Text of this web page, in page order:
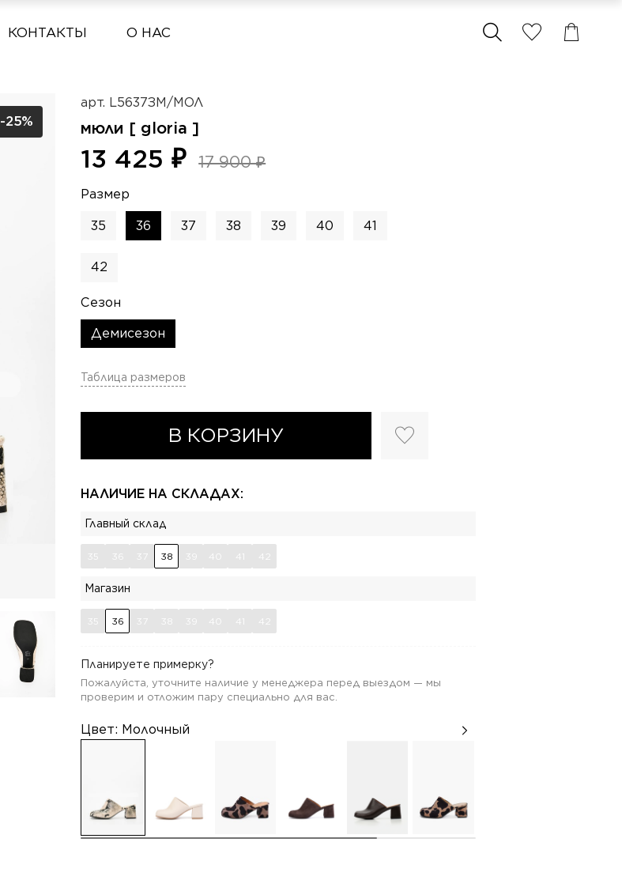
КОНТАКТЫ О НАС
-25%
арт. L5637ЗМ/МОЛ
мюли [ gloria ]
13 425 ₽ 17 900 ₽
Таблица размеров
В КОРЗИНУ
НАЛИЧИЕ НА СКЛАДАХ:
Главный склад
35 36 37 38 39 40 41 42
Магазин
35 36 37 38 39 40 41 42
Планируете примерку?
Пожалуйста, уточните наличие у менеджера перед выездом — мы
проверим и отложим пару специально для вас.
Цвет: Молочный
Размер
35 36 37 38 39 40 41
42
Сезон
Демисезон